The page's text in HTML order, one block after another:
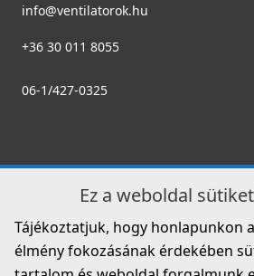
info@ventilatorok.hu
+36 30 011 8055
06-1/427-0325
Ez a weboldal
Tájékoztatjuk, hogy honlapunkon
élmény fokozásának érdekében